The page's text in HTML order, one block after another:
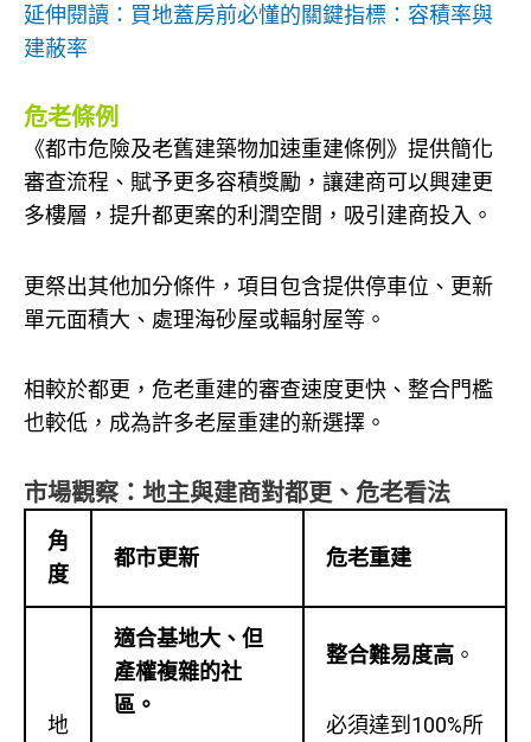
延伸閱讀：買地蓋房前必懂的關鍵指標：容積率與
建蔽率
危老條例
《都市危險及老舊建築物加速重建條例》提供簡化
審查流程、賦予更多容積獎勵，讓建商可以興建更
多樓層，提升都更案的利潤空間，吸引建商投入。
更祭出其他加分條件，項目包含提供停車位、更新
單元面積大、處理海砂屋或輻射屋等。
相較於都更，危老重建的審查速度更快、整合門檻
也較低，成為許多老屋重建的新選擇。
市場觀察：地主與建商對都更、危老看法
角
度
都市更新 危老重建
地
適合基地大、但
產權複雜的社
區。
整合難易度高 。
必須達到100%所